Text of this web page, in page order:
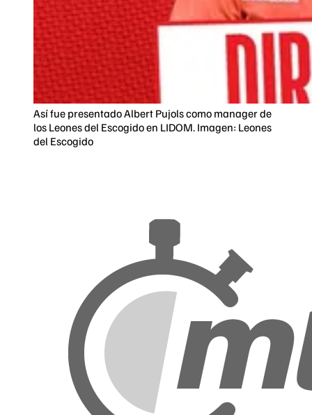
Así fue presentado Albert Pujols como manager de
los Leones del Escogido en LIDOM. Imagen: Leones
del Escogido